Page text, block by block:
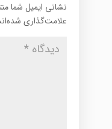
نشانی ایمیل شما
علامت‌گذاری